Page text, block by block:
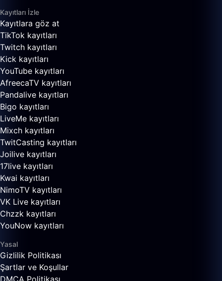
Kayıtları İzle
Kayıtlara göz at
TikTok kayıtları
Twitch kayıtları
Kick kayıtları
YouTube kayıtları
AfreecaTV kayıtları
Pandalive kayıtları
Bigo kayıtları
LiveMe kayıtları
Mixch kayıtları
TwitCasting kayıtları
Joilive kayıtları
17live kayıtları
Kwai kayıtları
NimoTV kayıtları
VK Live kayıtları
Chzzk kayıtları
YouNow kayıtları
Yasal
Gizlilik Politikası
Şartlar ve Koşullar